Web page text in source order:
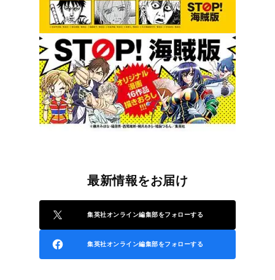
最新情報をお届け
集英社オンライン編集部をフォローする
集英社オンライン編集部をフォローする